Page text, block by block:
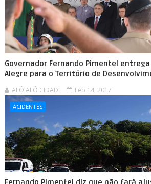
Governador Fernando Pimentel
Alegre para o Território de
ALÔ ALÔ CIDADE Feb 14, 2017
ACIDENTES